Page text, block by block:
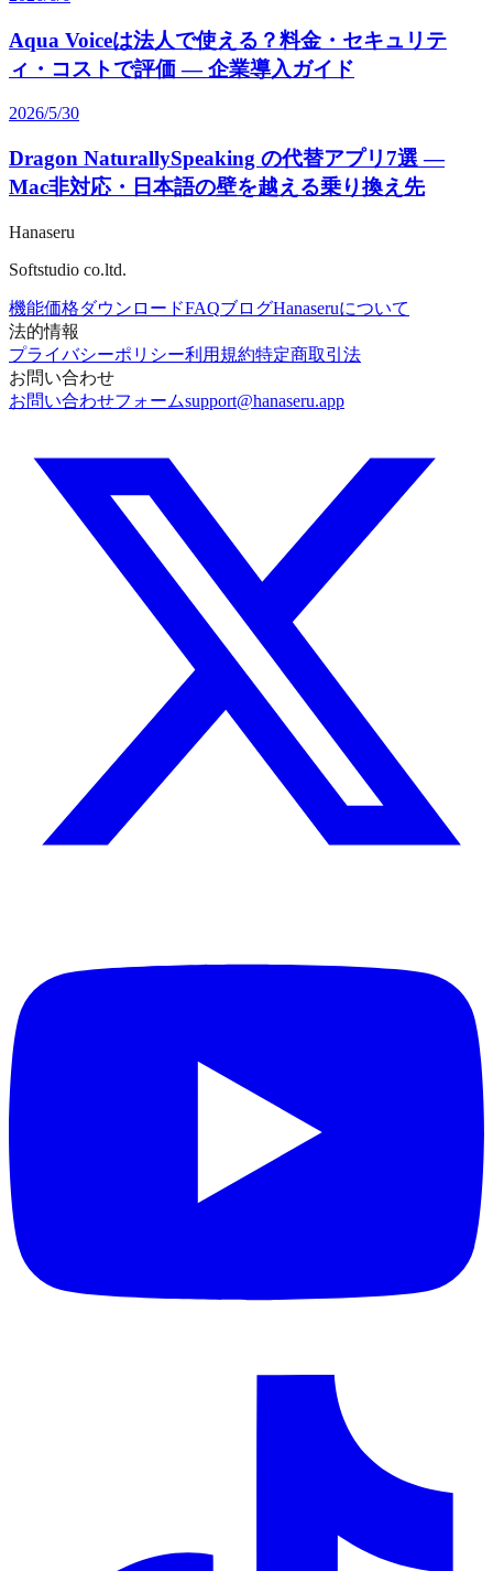
Aqua Voiceは法人で使える？料金・セキュリテ
ィ・コストで評価 — 企業導入ガイド
2026/5/30
Dragon NaturallySpeaking の代替アプリ7選 —
Mac非対応・日本語の壁を越える乗り換え先
Hanaseru
Softstudio co.ltd.
機能価格ダウンロードFAQブログHanaseruについて
法的情報
プライバシーポリシー利用規約特定商取引法
お問い合わせ
お問い合わせフォームsupport@hanaseru.app